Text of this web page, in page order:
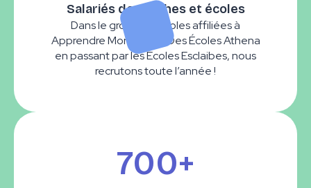
Salariés de crèches et écoles
Dans le groupe d’écoles affiliées à
Apprendre Montessori. Des Écoles Athena
en passant par les Écoles Esclaibes, nous
recrutons toute l’année !
700+